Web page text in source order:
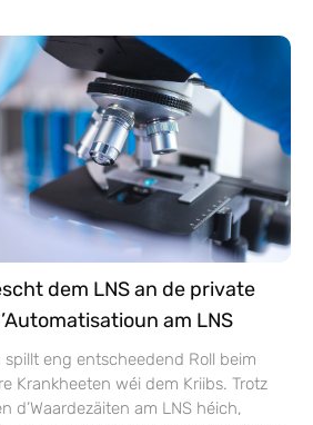
dem LNS an de private
am LNS
spillt eng entscheedend Roll beim
Krankheeten wéi dem Kriibs. Trotz
d’Waardezäiten am LNS héich,